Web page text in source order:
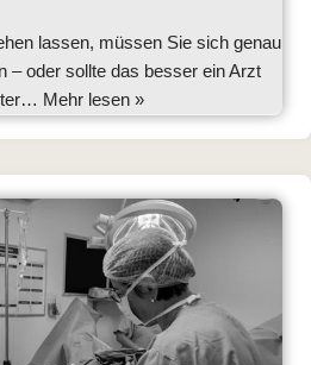
lassen, müssen Sie sich genau
– oder sollte das besser ein Arzt
Mehr lesen »